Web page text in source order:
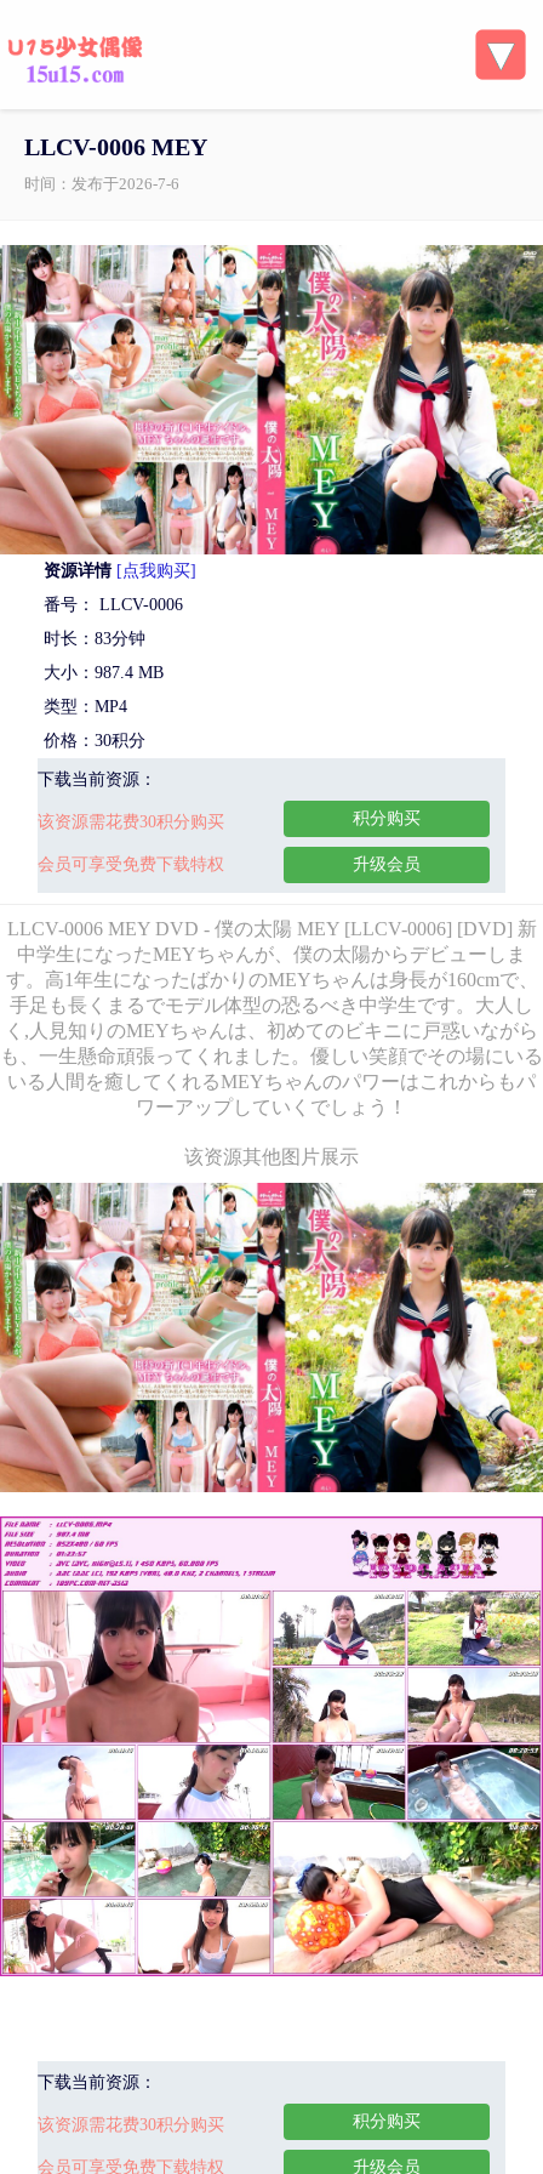
LLCV-0006 MEY
时间：发布于2026-7-6
资源详情 [点我购买]
番号： LLCV-0006
时长：83分钟
大小：987.4 MB
类型：MP4
价格：30积分
下载当前资源：
该资源需花费30积分购买
会员可享受免费下载特权
积分购买
升级会员
LLCV-0006 MEY DVD - 僕の太陽 MEY [LLCV-0006] [DVD] 新
中学生になったMEYちゃんが、僕の太陽からデビューしま
す。高1年生になったばかりのMEYちゃんは身長が160cmで、
手足も長くまるでモデル体型の恐るべき中学生です。大人し
く,人見知りのMEYちゃんは、初めてのビキニに戸惑いながら
も、一生懸命頑張ってくれました。優しい笑顔でその場にいる
いる人間を癒してくれるMEYちゃんのパワーはこれからもパ
ワーアップしていくでしょう！
该资源其他图片展示
下载当前资源：
该资源需花费30积分购买
会员可享受免费下载特权
积分购买
升级会员